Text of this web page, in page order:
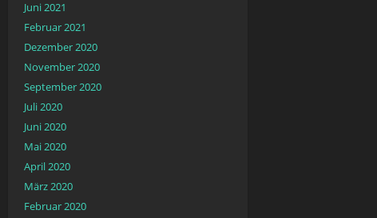
Juni 2021
Februar 2021
Dezember 2020
November 2020
September 2020
Juli 2020
Juni 2020
Mai 2020
April 2020
März 2020
Februar 2020